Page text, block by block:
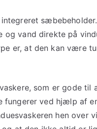
vand direkte på
er, at den kan være
som er gode
fungerer ved hjælp af
hen over